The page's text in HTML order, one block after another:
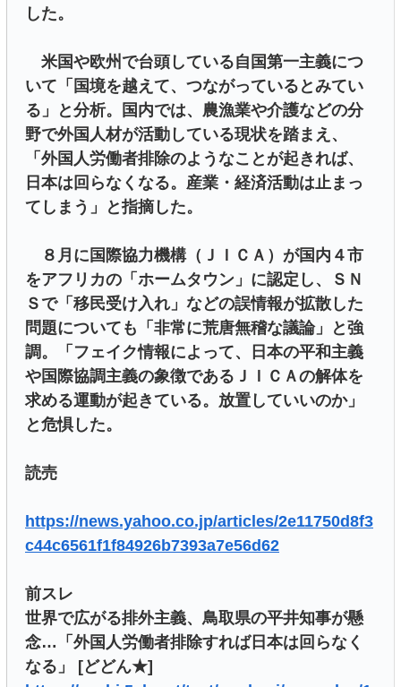
した。
米国や欧州で台頭している自国第一主義につ
いて「国境を越えて、つながっているとみてい
る」と分析。国内では、農漁業や介護などの分
野で外国人材が活動している現状を踏まえ、
「外国人労働者排除のようなことが起きれば、
日本は回らなくなる。産業・経済活動は止まっ
てしまう」と指摘した。
８月に国際協力機構（ＪＩＣＡ）が国内４市
をアフリカの「ホームタウン」に認定し、ＳＮ
Ｓで「移民受け入れ」などの誤情報が拡散した
問題についても「非常に荒唐無稽な議論」と強
調。「フェイク情報によって、日本の平和主義
や国際協調主義の象徴であるＪＩＣＡの解体を
求める運動が起きている。放置していいのか」
と危惧した。
読売
https://news.yahoo.co.jp/articles/2e11750d8f3
c44c6561f1f84926b7393a7e56d62
前スレ
世界で広がる排外主義、鳥取県の平井知事が懸
念…「外国人労働者排除すれば日本は回らなく
なる」 [どどん★]